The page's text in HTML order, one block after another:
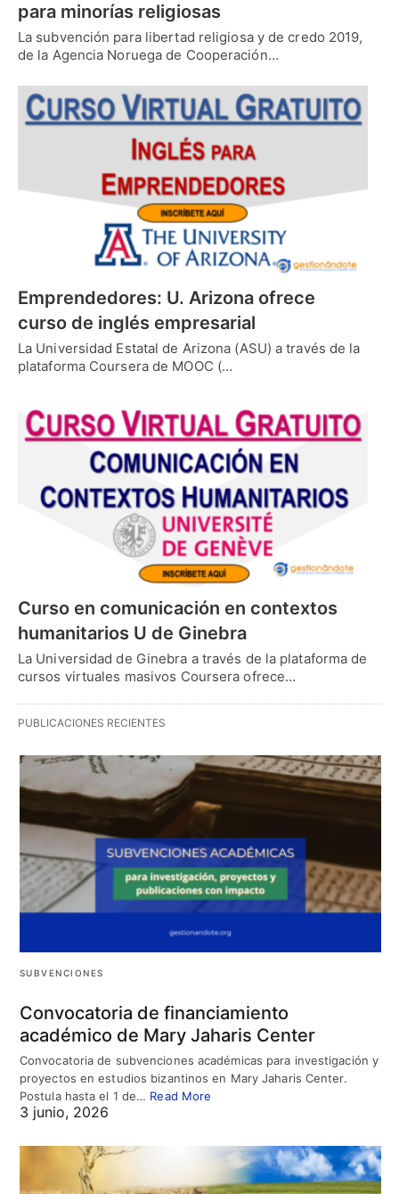
para minorías religiosas
La subvención para libertad religiosa y de credo 2019,
de la Agencia Noruega de Cooperación…
Emprendedores: U. Arizona ofrece
curso de inglés empresarial
La Universidad Estatal de Arizona (ASU) a través de la
plataforma Coursera de MOOC (…
Curso en comunicación en contextos
humanitarios U de Ginebra
La Universidad de Ginebra a través de la plataforma de
cursos virtuales masivos Coursera ofrece…
PUBLICACIONES RECIENTES
SUBVENCIONES
Convocatoria de financiamiento
académico de Mary Jaharis Center
Convocatoria de subvenciones académicas para investigación y
proyectos en estudios bizantinos en Mary Jaharis Center.
Postula hasta el 1 de… Read More
3 junio, 2026